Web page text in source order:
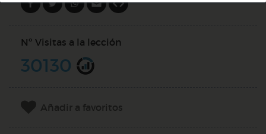
Nº Visitas a la lección
30130
Añadir a favoritos